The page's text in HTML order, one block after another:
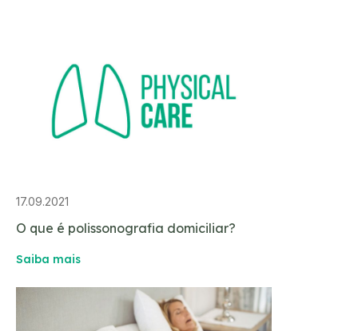
17.09.2021
O que é polissonografia domiciliar?
Saiba mais